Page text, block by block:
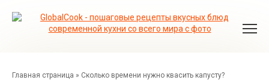
Главная страница » Сколько времени нужно квасить капусту?